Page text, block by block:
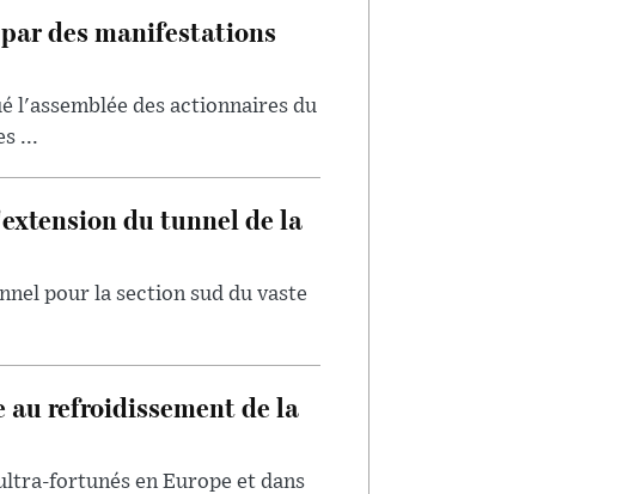
des manifestations
l'assemblée des actionnaires du
...
du tunnel de la
pour la section sud du vaste
refroidissement de la
fortunés en Europe et dans